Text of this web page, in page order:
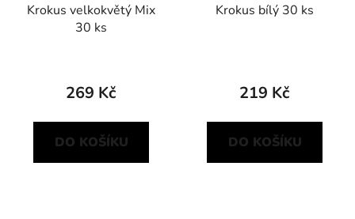
Krokus velkokvětý Mix
30 ks
269 Kč
DO KOŠÍKU
Krokus bílý 30 ks
219 Kč
DO KOŠÍKU